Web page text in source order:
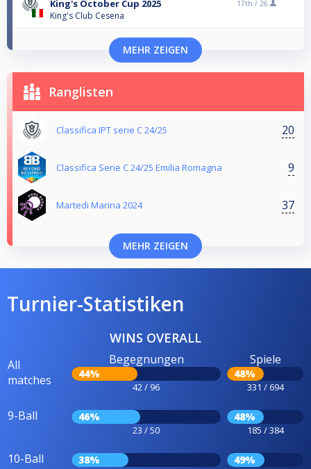
King's October Cup 2025
King's Club Cesena
17th / 26
MEHR ZEIGEN
Ranglisten
Classifica IPT serie C 24/25 20
Classifica Serie C 24/25 Emilia Romagna 9
Martedi Marina 2024 37
MEHR ZEIGEN
Turnier-Statistiken
WINS OVERALL
All
matches
Begegnungen
44%
42 / 96
Spiele
48%
331 / 694
9-Ball 46%
23 / 50
48%
185 / 384
10-Ball 38% 49%